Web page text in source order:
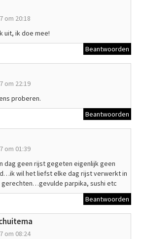
om 20:18
uit, ik doe mee!
Beantwoorden
om 22:19
proberen.
Beantwoorden
om 01:39
dag geen rijst gegeten eigenlijk geen
wil het liefst elke dag rijst verwerkt in
parpika, sushi etc
Beantwoorden
om 08:24